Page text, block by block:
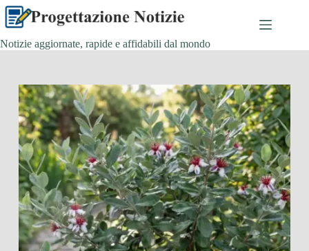
Salta
contenuto
Notizie aggiornate, rapide e affidabili dal mondo